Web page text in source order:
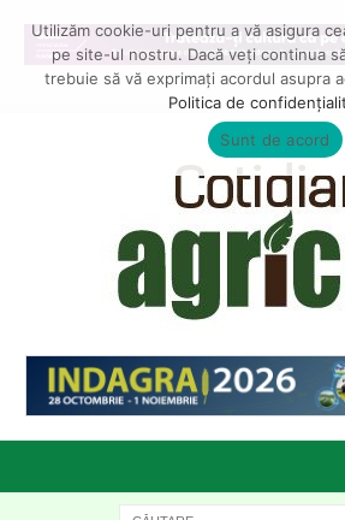
Utilizăm cookie-uri pentru a vă asigura
pe site-ul nostru. Dacă veți continua
trebuie să vă exprimați acordul asupra
Politica de
Sunt de acord